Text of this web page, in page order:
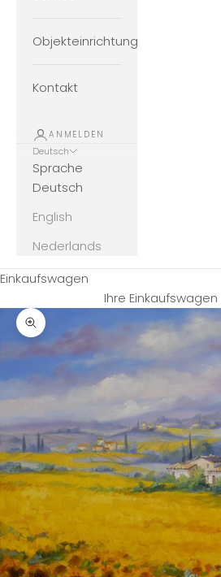
Objekteinrichtung
Kontakt
ANMELDEN
Deutsch
Sprache
Deutsch
English
Nederlands
Einkaufswagen
Ihre
Bild vergrößern